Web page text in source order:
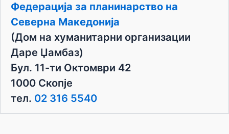
Федерација за планинарство на
Северна Македонија
(Дом на хуманитарни организации
Даре Џамбаз)
Бул. 11-ти Октомври 42
1000 Скопје
тел. 02 316 5540